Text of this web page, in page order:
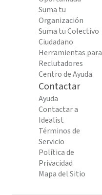
Suma tu
Organización
Suma tu Colectivo
Ciudadano
Herramientas para
Reclutadores
Centro de Ayuda
Contactar
Ayuda
Contactar a
Idealist
Términos de
Servicio
Política de
Privacidad
Mapa del Sitio